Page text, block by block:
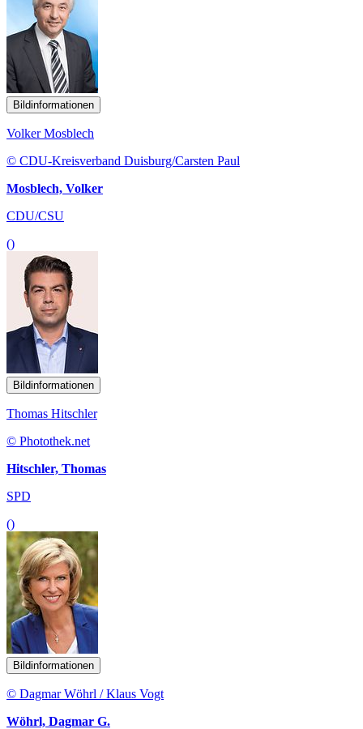
Bildinformationen
Volker Mosblech
© CDU-Kreisverband Duisburg/Carsten Paul
Mosblech, Volker
CDU/CSU
()
Bildinformationen
Thomas Hitschler
© Photothek.net
Hitschler, Thomas
SPD
()
Bildinformationen
© Dagmar Wöhrl / Klaus Vogt
Wöhrl, Dagmar G.